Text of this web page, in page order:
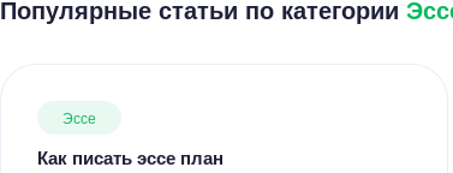
Популярные статьи по категории
Эссе
Как писать эссе план